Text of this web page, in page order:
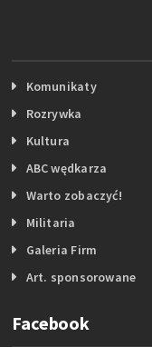
Komunikaty
Rozrywka
Kultura
ABC wędkarza
Warto zobaczyć!
Militaria
Galeria Firm
Art. sponsorowane
Facebook